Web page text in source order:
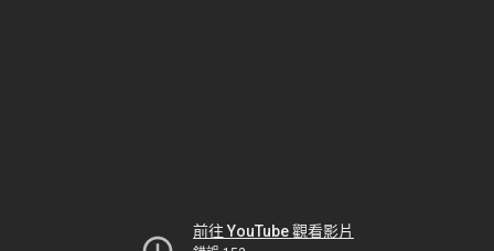
前往 YouTube 觀看影片